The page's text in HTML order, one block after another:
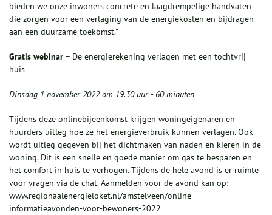
bieden we onze inwoners concrete en laagdrempelige handvaten
die zorgen voor een verlaging van de energiekosten en bijdragen
aan een duurzame toekomst.”
Gratis webinar – De energierekening verlagen met een tochtvrij
huis
Dinsdag 1 november 2022 om 19.30 uur - 60 minuten
Tijdens deze onlinebijeenkomst krijgen woningeigenaren en
huurders uitleg hoe ze het energieverbruik kunnen verlagen. Ook
wordt uitleg gegeven bij het dichtmaken van naden en kieren in de
woning. Dit is een snelle en goede manier om gas te besparen en
het comfort in huis te verhogen. Tijdens de hele avond is er ruimte
voor vragen via de chat. Aanmelden voor de avond kan op:
www.regionaalenergieloket.nl/amstelveen/online-
informatieavonden-voor-bewoners-2022